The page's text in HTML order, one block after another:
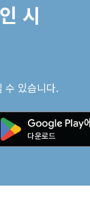
시
수 있습니다.